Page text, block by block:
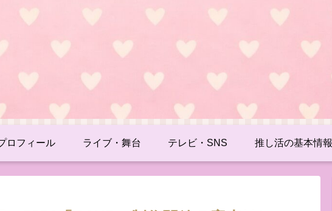
ロフィール ライブ・舞台 テレビ・SNS 推し活の基本情報